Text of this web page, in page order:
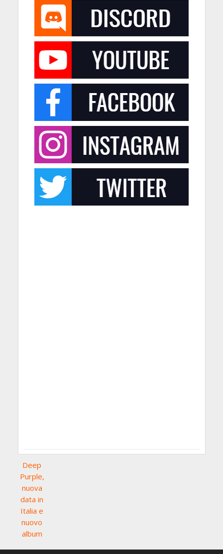
Deep
Purple,
nuova
data in
Italia e
nuovo
album